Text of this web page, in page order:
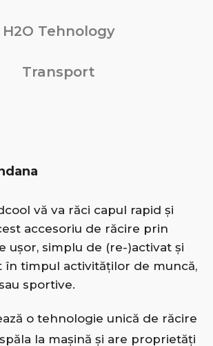
H2O Tehnology
Transport
vă va răci capul rapid și
accesoriu de răcire prin
ușor, simplu de (re-)activat și
în timpul activităților de muncă,
sportive.
o tehnologie unică de răcire
la mașină și are proprietăți